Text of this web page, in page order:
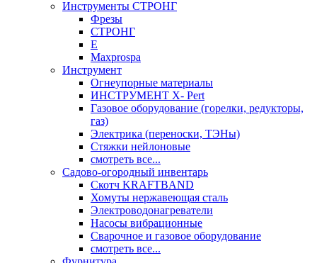
Инструменты СТРОНГ
Фрезы
СТРОНГ
Е
Maxprospa
Инструмент
Огнеупорные материалы
ИНСТРУМЕНТ X- Pert
Газовое оборудование (горелки, редукторы,
газ)
Электрика (переноски, ТЭНы)
Стяжки нейлоновые
смотреть все...
Садово-огородный инвентарь
Скотч KRAFTBAND
Хомуты нержавеющая сталь
Электроводонагреватели
Насосы вибрационные
Сварочное и газовое оборудование
смотреть все...